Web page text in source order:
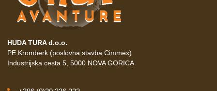
HUDA TURA d.o.o.
PE Kromberk (poslovna stavba Cimmex)
Industrijska cesta 5, 5000 NOVA GORICA